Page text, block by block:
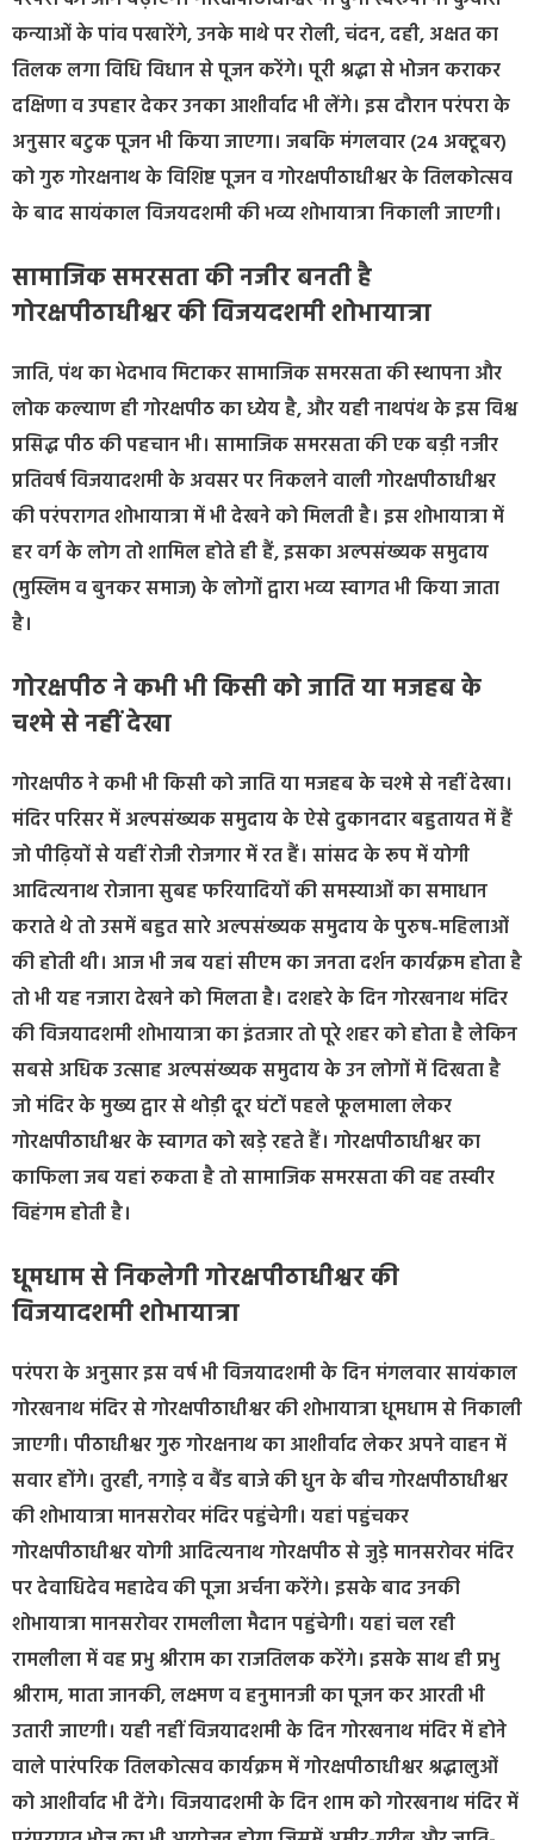
कन्याओं के पांव पखारेंगे, उनके माथे पर रोली, चंदन, दही, अक्षत का
तिलक लगा विधि विधान से पूजन करेंगे। पूरी श्रद्धा से भोजन कराकर
दक्षिणा व उपहार देकर उनका आशीर्वाद भी लेंगे। इस दौरान परंपरा के
अनुसार बटुक पूजन भी किया जाएगा। जबकि मंगलवार (24 अक्टूबर)
को गुरु गोरक्षनाथ के विशिष्ट पूजन व गोरक्षपीठाधीश्वर के तिलकोत्सव
के बाद सायंकाल विजयदशमी की भव्य शोभायात्रा निकाली जाएगी।
सामाजिक समरसता की नजीर बनती है
गोरक्षपीठाधीश्वर की विजयदशमी शोभायात्रा
जाति, पंथ का भेदभाव मिटाकर सामाजिक समरसता की स्थापना और
लोक कल्याण ही गोरक्षपीठ का ध्येय है, और यही नाथपंथ के इस विश्व
प्रसिद्ध पीठ की पहचान भी। सामाजिक समरसता की एक बड़ी नजीर
प्रतिवर्ष विजयादशमी के अवसर पर निकलने वाली गोरक्षपीठाधीश्वर
की परंपरागत शोभायात्रा में भी देखने को मिलती है। इस शोभायात्रा में
हर वर्ग के लोग तो शामिल होते ही हैं, इसका अल्पसंख्यक समुदाय
(मुस्लिम व बुनकर समाज) के लोगों द्वारा भव्य स्वागत भी किया जाता
है।
गोरक्षपीठ ने कभी भी किसी को जाति या मजहब के
चश्मे से नहीं देखा
गोरक्षपीठ ने कभी भी किसी को जाति या मजहब के चश्मे से नहीं देखा।
मंदिर परिसर में अल्पसंख्यक समुदाय के ऐसे दुकानदार बहुतायत में हैं
जो पीढ़ियों से यहीं रोजी रोजगार में रत हैं। सांसद के रूप में योगी
आदित्यनाथ रोजाना सुबह फरियादियों की समस्याओं का समाधान
कराते थे तो उसमें बहुत सारे अल्पसंख्यक समुदाय के पुरुष-महिलाओं
की होती थी। आज भी जब यहां सीएम का जनता दर्शन कार्यक्रम होता है
तो भी यह नजारा देखने को मिलता है। दशहरे के दिन गोरखनाथ मंदिर
की विजयादशमी शोभायात्रा का इंतजार तो पूरे शहर को होता है लेकिन
सबसे अधिक उत्साह अल्पसंख्यक समुदाय के उन लोगों में दिखता है
जो मंदिर के मुख्य द्वार से थोड़ी दूर घंटों पहले फूलमाला लेकर
गोरक्षपीठाधीश्वर के स्वागत को खड़े रहते हैं। गोरक्षपीठाधीश्वर का
काफिला जब यहां रुकता है तो सामाजिक समरसता की वह तस्वीर
विहंगम होती है।
धूमधाम से निकलेगी गोरक्षपीठाधीश्वर की
विजयादशमी शोभायात्रा
परंपरा के अनुसार इस वर्ष भी विजयादशमी के दिन मंगलवार सायंकाल
गोरखनाथ मंदिर से गोरक्षपीठाधीश्वर की शोभायात्रा धूमधाम से निकाली
जाएगी। पीठाधीश्वर गुरु गोरक्षनाथ का आशीर्वाद लेकर अपने वाहन में
सवार होंगे। तुरही, नगाड़े व बैंड बाजे की धुन के बीच गोरक्षपीठाधीश्वर
की शोभायात्रा मानसरोवर मंदिर पहुंचेगी। यहां पहुंचकर
गोरक्षपीठाधीश्वर योगी आदित्यनाथ गोरक्षपीठ से जुड़े मानसरोवर मंदिर
पर देवाधिदेव महादेव की पूजा अर्चना करेंगे। इसके बाद उनकी
शोभायात्रा मानसरोवर रामलीला मैदान पहुंचेगी। यहां चल रही
रामलीला में वह प्रभु श्रीराम का राजतिलक करेंगे। इसके साथ ही प्रभु
श्रीराम, माता जानकी, लक्ष्मण व हनुमानजी का पूजन कर आरती भी
उतारी जाएगी। यही नहीं विजयादशमी के दिन गोरखनाथ मंदिर में होने
वाले पारंपरिक तिलकोत्सव कार्यक्रम में गोरक्षपीठाधीश्वर श्रद्धालुओं
को आशीर्वाद भी देंगे। विजयादशमी के दिन शाम को गोरखनाथ मंदिर में